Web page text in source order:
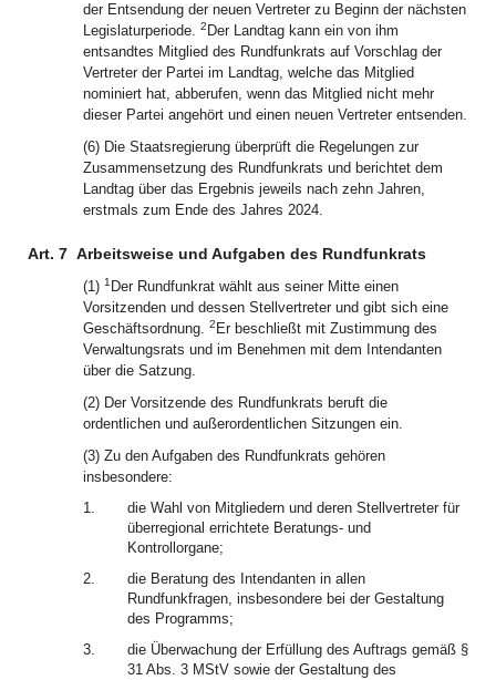
der Entsendung der neuen Vertreter zu Beginn der nächsten
Legislaturperiode. 2 Der Landtag kann ein von ihm
entsandtes Mitglied des Rundfunkrats auf Vorschlag der
Vertreter der Partei im Landtag, welche das Mitglied
nominiert hat, abberufen, wenn das Mitglied nicht mehr
dieser Partei angehört und einen neuen Vertreter entsenden.
(6) Die Staatsregierung überprüft die Regelungen zur
Zusammensetzung des Rundfunkrats und berichtet dem
Landtag über das Ergebnis jeweils nach zehn Jahren,
erstmals zum Ende des Jahres 2024.
Art. 7 Arbeitsweise und Aufgaben des Rundfunkrats
(1) 1 Der Rundfunkrat wählt aus seiner Mitte einen
Vorsitzenden und dessen Stellvertreter und gibt sich eine
Geschäftsordnung. 2 Er beschließt mit Zustimmung des
Verwaltungsrats und im Benehmen mit dem Intendanten
über die Satzung.
(2) Der Vorsitzende des Rundfunkrats beruft die
ordentlichen und außerordentlichen Sitzungen ein.
(3) Zu den Aufgaben des Rundfunkrats gehören
insbesondere:
1.
die Wahl von Mitgliedern und deren Stellvertreter für
überregional errichtete Beratungs- und
Kontrollorgane;
2.
die Beratung des Intendanten in allen
Rundfunkfragen, insbesondere bei der Gestaltung
des Programms;
3.
die Überwachung der Erfüllung des Auftrags gemäß §
31 Abs. 3 MStV sowie der Gestaltung des